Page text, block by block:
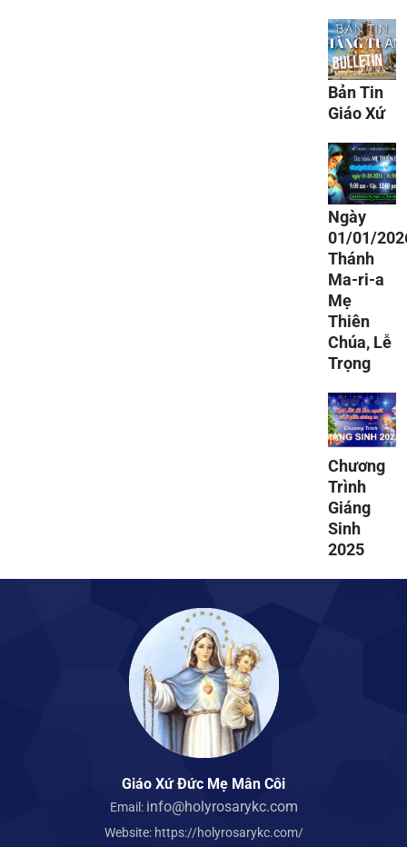
Bản Tin
Giáo Xứ
Ngày
01/01/
Thánh
Ma-ri-a
Mẹ
Thiên
Chúa, Lễ
Trọng
Chương
Trình
Giáng
Sinh
2025
Giáo Xứ Đức Mẹ Mân Côi
Email: info@holyrosarykc.com
Website: https://holyrosarykc.com/